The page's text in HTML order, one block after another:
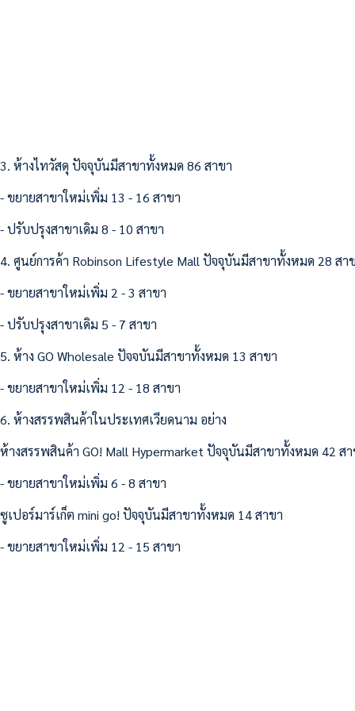
3. ห้างไทวัสดุ ปัจจุบันมีสาขาทั้งหมด 86 สาขา
- ขยายสาขาใหม่เพิ่ม 13 - 16 สาขา
- ปรับปรุงสาขาเดิม 8 - 10 สาขา
4. ศูนย์​การค้า Robinson Lifestyle Mall ปัจจุบันมีสาขาทั้งหมด 28 สา
- ขยายสาขาใหม่เพิ่ม 2 - 3 สาขา
- ปรับปรุงสาขาเดิม 5 - 7 สาขา
5. ห้าง GO Wholesale ปัจจบันมีสาขาทั้งหมด 13 สาขา
- ขยายสาขาใหม่เพิ่ม 12 - 18 สาขา
6. ห้างสรรพสินค้าในประเทศเวียดนาม อย่าง
ห้างสรรพสินค้า GO! Mall Hypermarket ปัจจุบันมีสาขาทั้งหมด 42 ส
- ขยายสาขาใหม่เพิ่ม 6 - 8 สาขา
ซูเปอร์มาร์เก็ต mini go! ปัจจุบันมีสาขาทั้งหมด 14 สาขา
- ขยายสาขาใหม่เพิ่ม 12 - 15 สาขา